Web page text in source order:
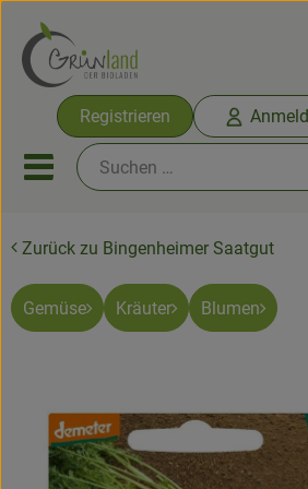
Registrieren
Mobiles Menu
Ökokisten
Bio-Kochkisten
Ökokisten
Obst & Gemüse
Zurück zu Bingenheimer Saatgut
Gemüse Kräuter Blumen